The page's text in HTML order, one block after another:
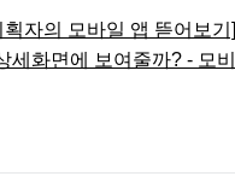
획자의 모바일 앱 뜯어보
세화면에 보여줄까? - 모비